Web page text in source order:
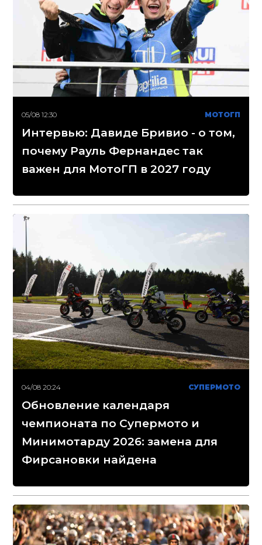
05/08 12:30 МОТОГП
Интервью: Давиде Бривио - о том,
почему Рауль Фернандес так
важен для МотоГП в 2027 году
04/08 20:24 СУПЕРМОТО
Обновление календаря
чемпионата по Супермото и
Минимотарду 2026: замена для
Фирсановки найдена